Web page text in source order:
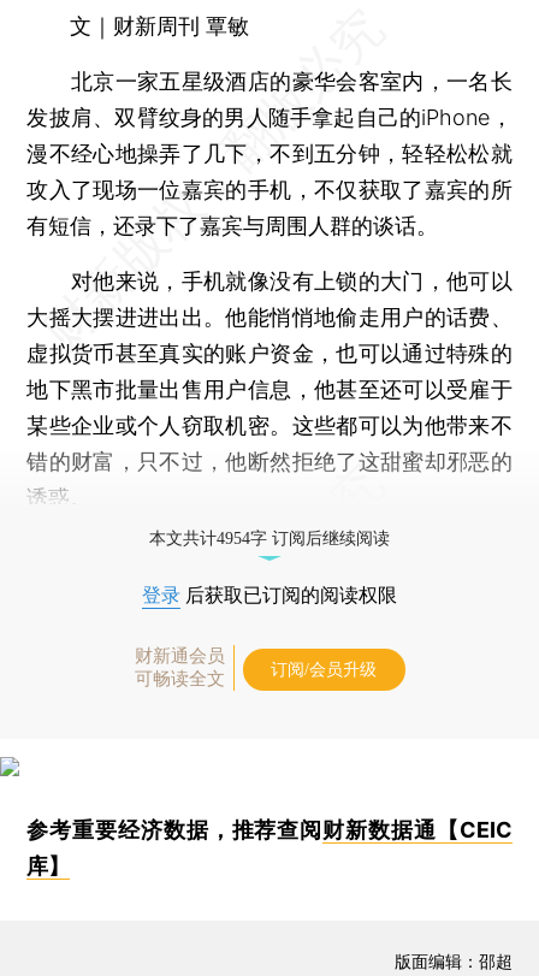
文｜财新周刊 覃敏
北京一家五星级酒店的豪华会客室内，一名长
发披肩、双臂纹身的男人随手拿起自己的iPhone，
漫不经心地操弄了几下，不到五分钟，轻轻松松就
攻入了现场一位嘉宾的手机，不仅获取了嘉宾的所
有短信，还录下了嘉宾与周围人群的谈话。
对他来说，手机就像没有上锁的大门，他可以
大摇大摆进进出出。他能悄悄地偷走用户的话费、
虚拟货币甚至真实的账户资金，也可以通过特殊的
地下黑市批量出售用户信息，他甚至还可以受雇于
某些企业或个人窃取机密。这些都可以为他带来不
错的财富，只不过，他断然拒绝了这甜蜜却邪恶的
诱惑。
本文共计4954字 订阅后继续阅读
登录 后获取已订阅的阅读权限
财新通会员
可畅读全文
订阅/会员升级
参考重要经济数据，推荐查阅财新数据通【CEIC
库】
版面编辑：邵超